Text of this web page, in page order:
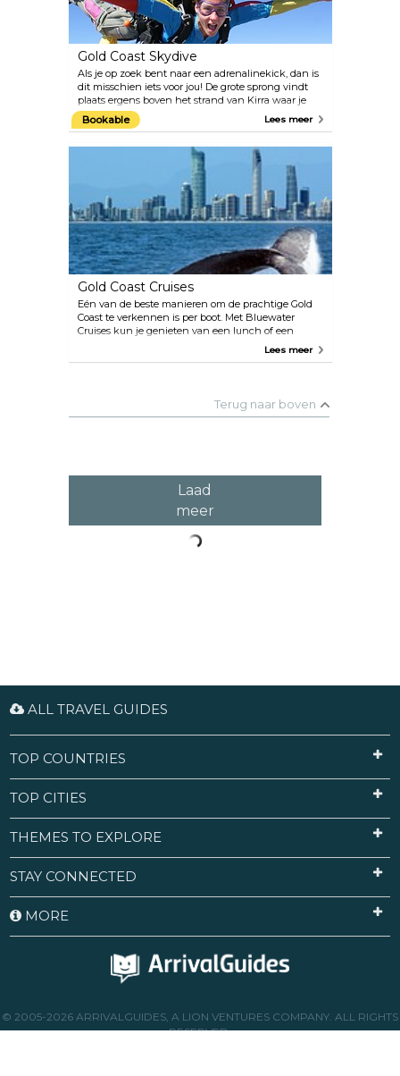
Gold Coast Skydive
Als je op zoek bent naar een adrenalinekick, dan is
dit misschien iets voor jou! De grote sprong vindt
plaats ergens boven het strand van Kirra waar je
uiteindelijk zult landen. Zorg ervoor dat je geniet
van het prachtige en spectaculaire uitzicht op Gold
Bookable Lees meer
Gold Coast Cruises
Eén van de beste manieren om de prachtige Gold
Coast te verkennen is per boot. Met Bluewater
Cruises kun je genieten van een lunch of een
romantische dinercruise bij zonsondergang. Er is
heeft. Er is ook een ochtendcruise met koffie met
leuke weetjes over geschiedenis en beroemde
Lees meer
Terug naar boven
Laad
meer
ALL TRAVEL GUIDES
TOP COUNTRIES
TOP CITIES
THEMES TO EXPLORE
STAY CONNECTED
MORE
© 2005-2026 ARRIVALGUIDES, A LION VENTURES COMPANY. ALL RIGHTS
RESERVED.